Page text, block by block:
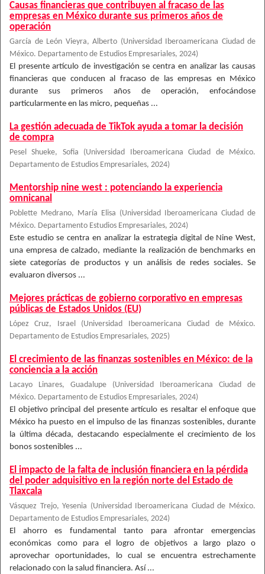
Causas financieras que contribuyen al fracaso de las
empresas en México durante sus primeros años de
operación
García de León Vieyra, Alberto (Universidad Iberoamericana Ciudad de
México. Departamento de Estudios Empresariales, 2024)
El presente artículo de investigación se centra en analizar las causas
financieras que conducen al fracaso de las empresas en México
durante sus primeros años de operación, enfocándose
particularmente en las micro, pequeñas ...
La gestión adecuada de TikTok ayuda a tomar la decisión
de compra
Pesel Shueke, Sofia (Universidad Iberoamericana Ciudad de México.
Departamento de Estudios Empresariales, 2024)
Mentorship nine west : potenciando la experiencia
omnicanal
Poblette Medrano, María Elisa (Universidad Iberoamericana Ciudad de
México. Departamento Estudios Empresariales, 2024)
Este estudio se centra en analizar la estrategia digital de Nine West,
una empresa de calzado, mediante la realización de benchmarks en
siete categorías de productos y un análisis de redes sociales. Se
evaluaron diversos ...
Mejores prácticas de gobierno corporativo en empresas
públicas de Estados Unidos (EU)
López Cruz, Israel (Universidad Iberoamericana Ciudad de México.
Departamento de Estudios Empresariales, 2025)
El crecimiento de las finanzas sostenibles en México: de la
conciencia a la acción
Lacayo Linares, Guadalupe (Universidad Iberoamericana Ciudad de
México. Departamento de Estudios Empresariales, 2024)
El objetivo principal del presente artículo es resaltar el enfoque que
México ha puesto en el impulso de las finanzas sostenibles, durante
la última década, destacando especialmente el crecimiento de los
bonos sostenibles ...
El impacto de la falta de inclusión financiera en la pérdida
del poder adquisitivo en la región norte del Estado de
Tlaxcala
Vásquez Trejo, Yesenia (Universidad Iberoamericana Ciudad de México.
Departamento de Estudios Empresariales, 2024)
El ahorro es fundamental tanto para afrontar emergencias
económicas como para el logro de objetivos a largo plazo o
aprovechar oportunidades, lo cual se encuentra estrechamente
relacionado con la salud financiera. Así ...